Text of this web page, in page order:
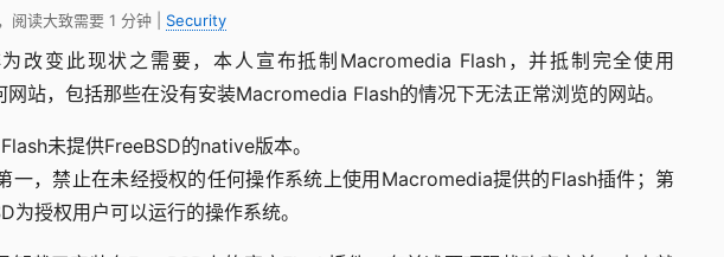
阅读大致需要 1 分钟 Security
改变此现状之需要，本人宣布抵制Macromedia Flash，并抵制完全使用
站，包括那些在没有安装Macromedia Flash的情况下无法正常浏览的网站。
未提供FreeBSD的native版本。
一，禁止在未经授权的任何操作系统上使用Macromedia提供的Flash插件；第
为授权用户可以运行的操作系统。